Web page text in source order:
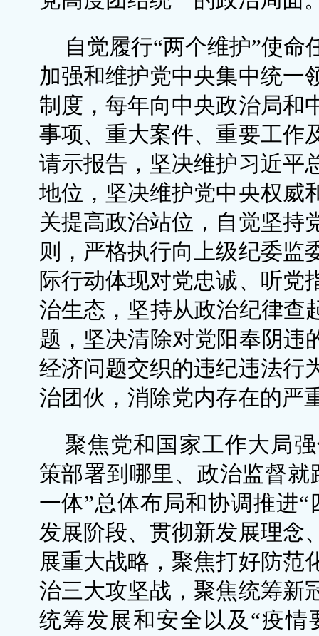
自觉履行“两个维护”使
加强和维护党中央集中统一
制度，每年向中央政治局和
事项、重大案件、重要工作
请示报告，坚决维护习近平
地位，坚决维护党中央权威
关提高政治站位，自觉坚持
则，严格执行向上级纪委监
际行动体现对党忠诚、听党
治生态，坚持从政治纪律查
题，坚决清除对党阳奉阴违
经济问题交织的违纪违法行
治团伙，消除党内存在的严
聚焦党和国家工作大局
策部署到哪里、政治监督
一体”总体布局和协调推进
发展阶段、贯彻新发展理念
展重大战略，聚焦打好防范
治三大攻坚战，聚焦统筹新
统筹发展和安全以及“疫